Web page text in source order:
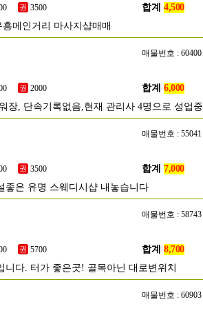
3500 합계 4,500
메인거리 마사지샵매매
매물번호 : 60400
2000 합계 6,000
장, 단속기록없음,현재 관리사 4명으로 성업중
매물번호 : 55041
3500 합계 7,000
좋은 유명 스웨디시샵 내놓습니다
매물번호 : 58743
5700 합계 8,700
니다. 터가 좋은곳! 골목아닌 대로변위치
매물번호 : 60903